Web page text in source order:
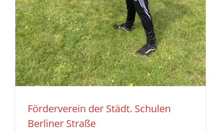
Förderverein der Städt. Schulen
Berliner Straße